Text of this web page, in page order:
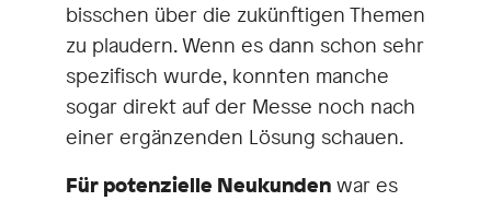
bisschen über die zukünftigen Themen
zu plaudern. Wenn es dann schon sehr
spezifisch wurde, konnten manche
sogar direkt auf der Messe noch nach
einer ergänzenden Lösung schauen.
Für potenzielle Neukunden war es